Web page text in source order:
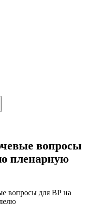
вопросы
пленарную